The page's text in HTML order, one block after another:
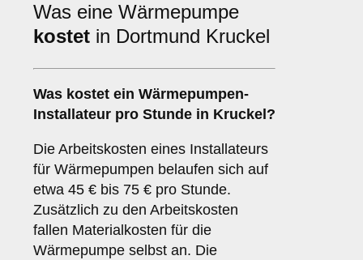
Was eine Wärmepumpe
kostet in Dortmund Kruckel
Was kostet ein Wärmepumpen-
Installateur pro Stunde in Kruckel?
Die Arbeitskosten eines Installateurs
für Wärmepumpen belaufen sich auf
etwa 45 € bis 75 € pro Stunde.
Zusätzlich zu den Arbeitskosten
fallen Materialkosten für die
Wärmepumpe selbst an. Die